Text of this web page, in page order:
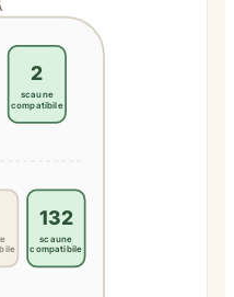
2
scaune
compatibile
132
scaune
compatibile